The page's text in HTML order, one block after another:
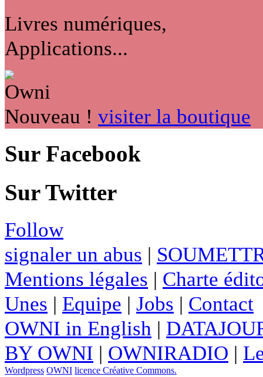
Livres numériques,
Applications...
Nouveau ! visiter la boutique
Sur Facebook
Sur Twitter
Follow
signaler un abus |
Mentions légales | Charte
Unes | Equipe | Jobs | Contact
OWNI in English |
BY OWNI | OWNIRADIO |
Wordpress OWNI licence Créative Commons.